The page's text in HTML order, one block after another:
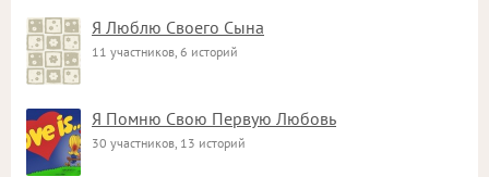
Я Люблю Своего Сына
11 участников, 6 историй
Я Помню Свою Первую Любовь
30 участников, 13 историй